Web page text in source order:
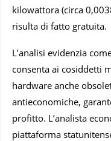
kilowattora (circa
risulta di fatto gratuita.
L’analisi evidenzia
consenta ai cosiddetti
hardware anche
antieconomiche,
profitto. L’analista
piattaforma